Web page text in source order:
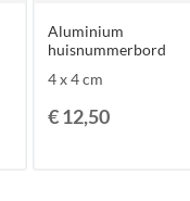
Aluminium
huisnummerbord
4 x 4 cm
€ 12,50